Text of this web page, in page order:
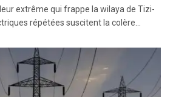
extrême qui frappe la wilaya de Tizi-
répétées suscitent la colère…